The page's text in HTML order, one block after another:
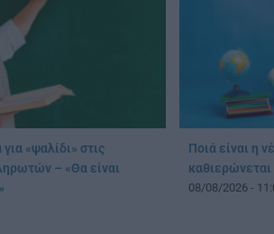
«ψαλίδι» στις
– «Θα είναι
Ποιά είναι η
καθιερώνεται
08/08/2026 -